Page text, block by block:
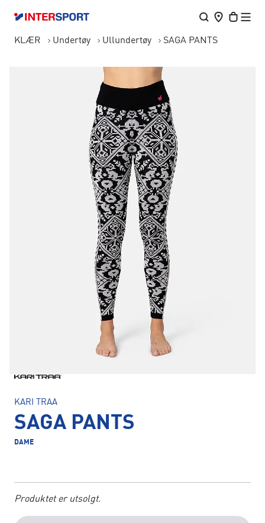
KLÆR Undertøy Ullundertøy SAGA PANTS
KARI TRAA
SAGA PANTS
DAME
Produktet er utsolgt.